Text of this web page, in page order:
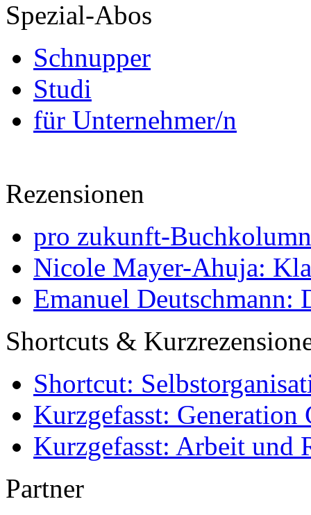
Spezial-Abos
Schnupper
Studi
für Unternehmer/n
Rezensionen
pro zukunft-
Nicole Mayer-Ahuja:
Emanuel Deutschmann:
Shortcuts &
Shortcut:
Kurzgefasst: Generation
Kurzgefasst: Arbeit und
Partner